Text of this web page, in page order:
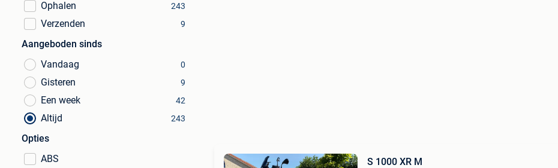
Ophalen
243
Verzenden 9
Aangeboden sinds
Vandaag
0
Gisteren 9
Een week 42
Altijd 243
Opties
ABS
S 1000 XR M